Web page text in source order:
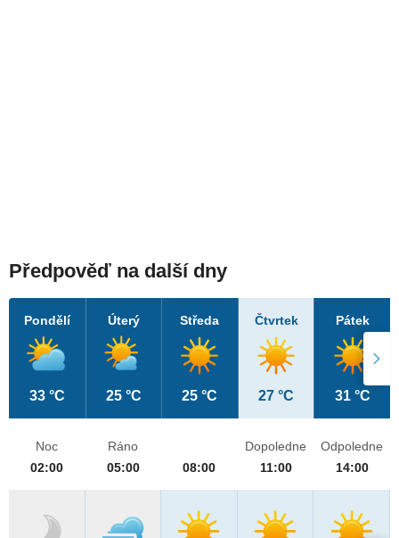
Předpověď na další dny
Pondělí
33 °C
Úterý
25 °C
Středa
25 °C
Čtvrtek
27 °C
Pátek
31 °C
Noc
02:00
Ráno
05:00
08:00
Dopoledne
11:00
Odpoledne
14:00